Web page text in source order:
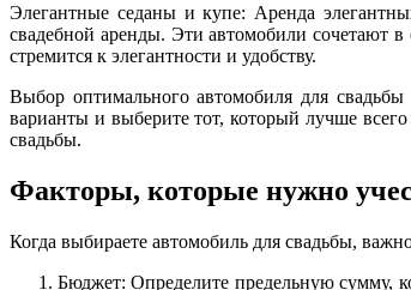
Элегантные седаны и купе: Аренда
свадебной аренды. Эти автомобили сочетают
стремится к элегантности и удобству.
Выбор оптимального автомобиля для
варианты и выберите тот, который лучше
свадьбы.
Факторы, которые нужно
Когда выбираете автомобиль для свадьбы,
Бюджет: Определите предельную сумму,